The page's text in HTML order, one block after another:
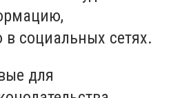
социальных сетях.
для